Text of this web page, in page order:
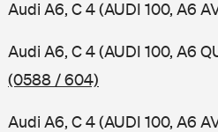
Audi A6, C 4 (AUDI 100, A6
Audi A6, C 4 (AUDI 100, A6
(0588 / 604)
Audi A6, C 4 (AUDI 100, A6